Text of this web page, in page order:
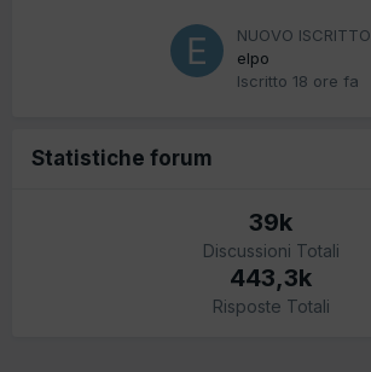
NUOVO ISCRITTO
elpo
Iscritto 18 ore fa
Statistiche forum
39k
Discussioni Totali
443,3k
Risposte Totali